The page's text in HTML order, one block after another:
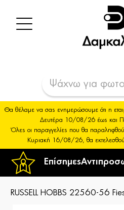
Επίσημες
Θα θέλαμε να σας ενημερώσουμε ότι η
Δευτέρα 10/08/26 έως και
Όλες οι παραγγελίες που θα
Κυριακή 16/08/26, θα
RUSSELL HOBBS 22560-56